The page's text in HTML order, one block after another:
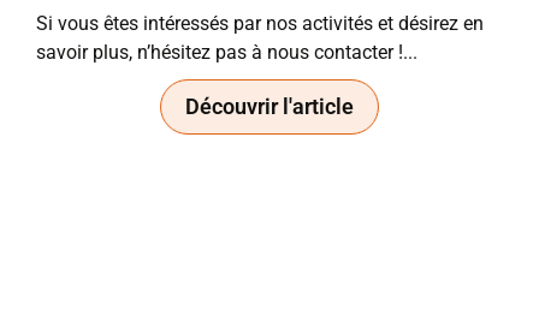
Si vous êtes intéressés par nos activités et désirez en
savoir plus, n’hésitez pas à nous contacter !...
Découvrir l'article